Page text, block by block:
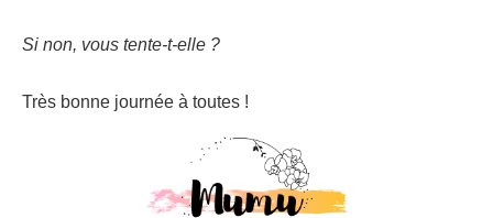
Si non, vous tente-t-elle ?
Très bonne journée à toutes !